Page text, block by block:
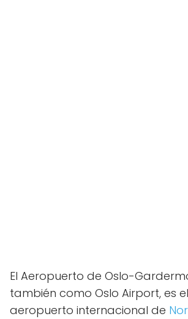
El Aeropuerto de Oslo-
también como Oslo Airport, es
aeropuerto internacional de